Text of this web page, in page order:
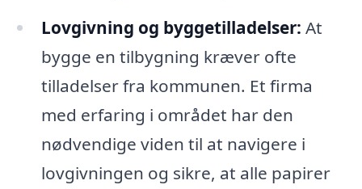
Lovgivning og byggetilladelser: At
bygge en tilbygning kræver ofte
tilladelser fra kommunen. Et firma
med erfaring i området har den
nødvendige viden til at navigere i
lovgivningen og sikre, at alle papirer